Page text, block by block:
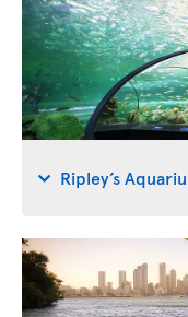
Ripley’s